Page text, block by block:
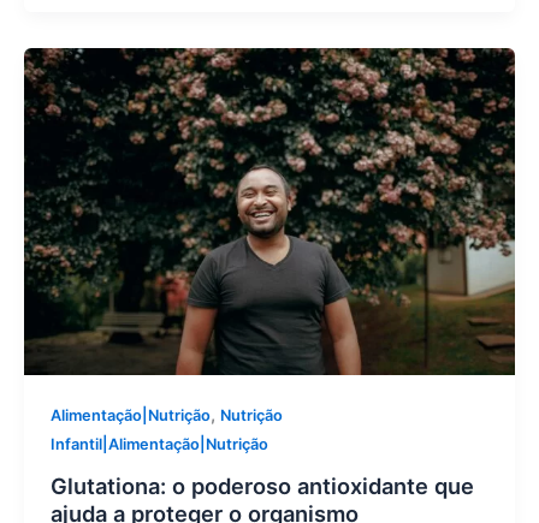
Alimentação|Nutrição, Nutrição
Infantil|Alimentação|Nutrição
Glutationa: o poderoso antioxidante que
ajuda a proteger o organismo